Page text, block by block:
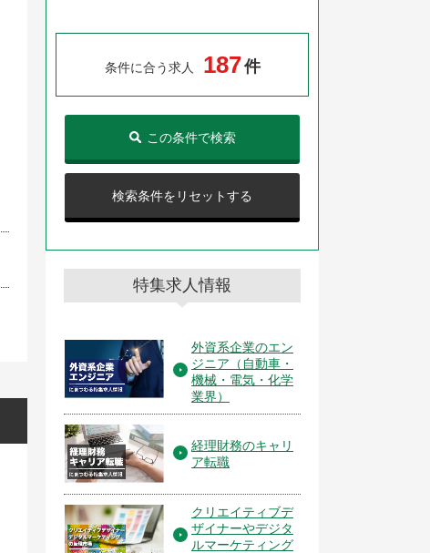
条件に合う求人 187件
検索条件をリセットする
この条件で検索
特集求人情報
外資系企業のエン
ジニア（自動車・
機械・電気・化学
業界）
経理財務のキャリ
ア転職
クリエイティブデ
ザイナーやデジタ
ルマーケティング